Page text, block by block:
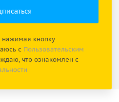
нажимая кнопку
с Пользовательским
что ознакомлен с